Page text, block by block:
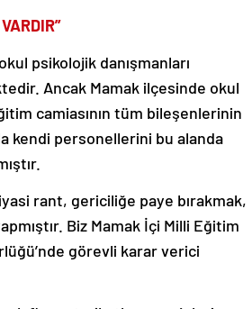
psikolojik danışmanları
Ancak Mamak ilçesinde okul
camiasının tüm bileşenlerinin
kendi personellerini bu alanda
rant, gericiliğe paye bırakmak,
Biz Mamak İçi Milli Eğitim
görevli karar verici